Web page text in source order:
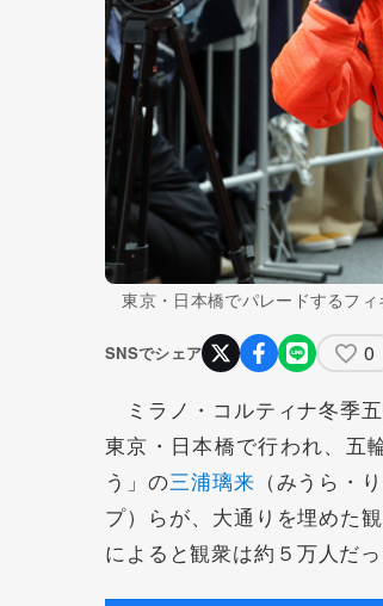
東京・日本橋でパレードするフ
SNSでシェア 0
ミラノ・コルティナ冬季
東京・日本橋で行われ、五
う」の三浦璃来 （みうら・
プ）らが、大通りを埋めた
によると観衆は約５万人だっ